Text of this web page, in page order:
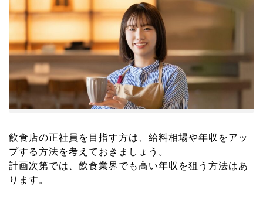
飲食店の正社員を目指す方は、給料相場や年収をアッ
プする方法を考えておきましょう。
計画次第では、飲食業界でも高い年収を狙う方法はあ
ります。